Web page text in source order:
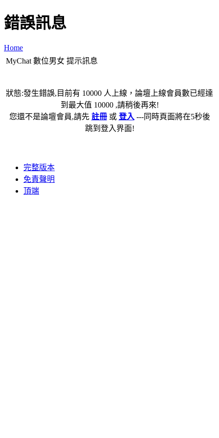
錯誤訊息
Home
MyChat 數位男女 提示訊息
狀態:發生錯誤,目前有 10000 人上線，論壇上線會員數已經達
到最大值 10000 ,請稍後再來!
您還不是論壇會員,請先 註冊或 登入 ---同時頁面將在5秒後
跳到登入界面!
完整版本
免責聲明
頂端